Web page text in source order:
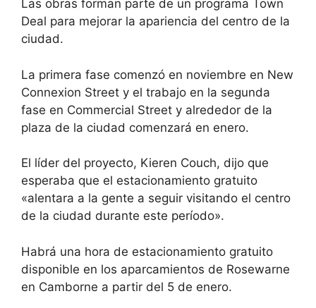
Las obras forman parte de un programa Town
Deal para mejorar la apariencia del centro de la
ciudad.
La primera fase comenzó en noviembre en New
Connexion Street y el trabajo en la segunda
fase en Commercial Street y alrededor de la
plaza de la ciudad comenzará en enero.
El líder del proyecto, Kieren Couch, dijo que
esperaba que el estacionamiento gratuito
«alentara a la gente a seguir visitando el centro
de la ciudad durante este período».
Habrá una hora de estacionamiento gratuito
disponible en los aparcamientos de Rosewarne
en Camborne a partir del 5 de enero.